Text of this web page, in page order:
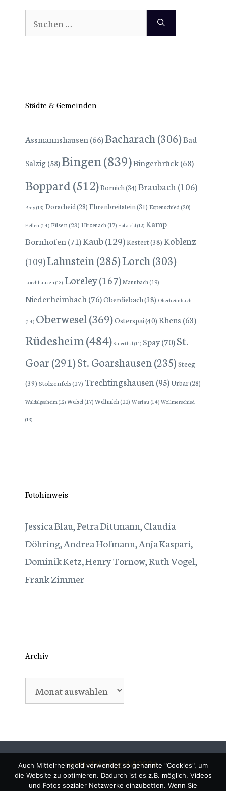
Suchen
nach:
Städte & Gemeinden
Assmannshausen (66)Bacharach(306)Bad
Salzig(58)Bingen(839)Bingerbrück(68)
Boppard (512)Bornich(34) Braubach (106)
Brey(13) Dörscheid(28) Ehrenbreitstein(31) Espenschied (20)
Fellen (14) Filsen(23) Hirzenach (17) Holzfeld (12) Kamp-
Bornhofen (71)Kaub(129)Kestert(38) Koblenz
(109)Lahnstein(285)Lorch(303)
Lorchhausen (13) Loreley(167)Manubach (19)
Niederheimbach (76)Oberdiebach(38) Oberheimbach
(14) Oberwesel(369)Osterspai(40) Rhens (63)
Rüdesheim(484) Sauerthal (11) Spay(70)St.
Goar(291)St. Goarshausen (235) Steeg
(39) Stolzenfels(27) Trechtingshausen (95)Urbar(28)
Waldalgesheim (12) Weisel (17)Wellmich (22) Werlau (14) Wollmerschied
(13)
Fotohinweis
Jessica Blau, Petra Dittmann, Claudia
Döhring, Andrea Hofmann, Anja Kaspari,
Dominik Ketz, Henry Tornow, Ruth Vogel,
Frank Zimmer
Archiv
Archiv
mittelrheingold 2024
Auch Mittelrheingold verwendet so genannte "Cookies", um
die Website zu optimieren. Dadurch ist es z.B. möglich, Videos
und Fotos sozialer Netzwerke einzubetten. Wenn Sie